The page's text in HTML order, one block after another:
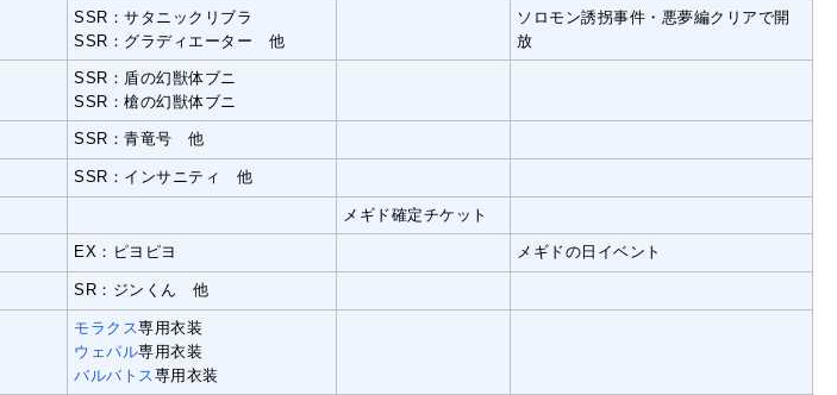
SSR：サタニックリブラ
SSR：グラディエーター 他
ソロモン誘拐事件・悪夢編クリアで開
放
SSR：盾の幻獣体ブニ
SSR：槍の幻獣体ブニ
SSR：青竜号 他
SSR：インサニティ 他
メギド確定チケット
EX：ピヨピヨ メギドの日イベント
SR：ジンくん 他
モラクス専用衣装
ウェパル専用衣装
バルバトス専用衣装